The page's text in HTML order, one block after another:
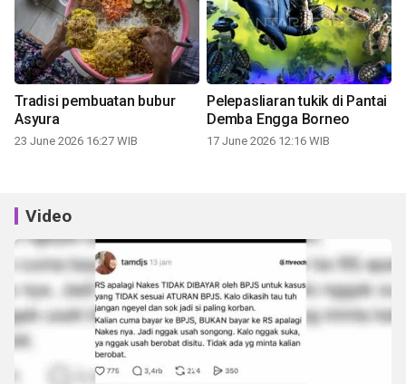
Tradisi pembuatan bubur
Asyura
23 June 2026 16:27 WIB
Pelepasliaran tukik di Pantai
Demba Engga Borneo
17 June 2026 12:16 WIB
Video